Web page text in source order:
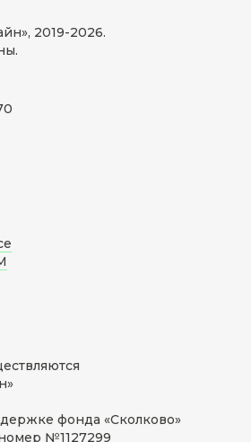
2019-2026.
фонда «Сколково»
№1127299